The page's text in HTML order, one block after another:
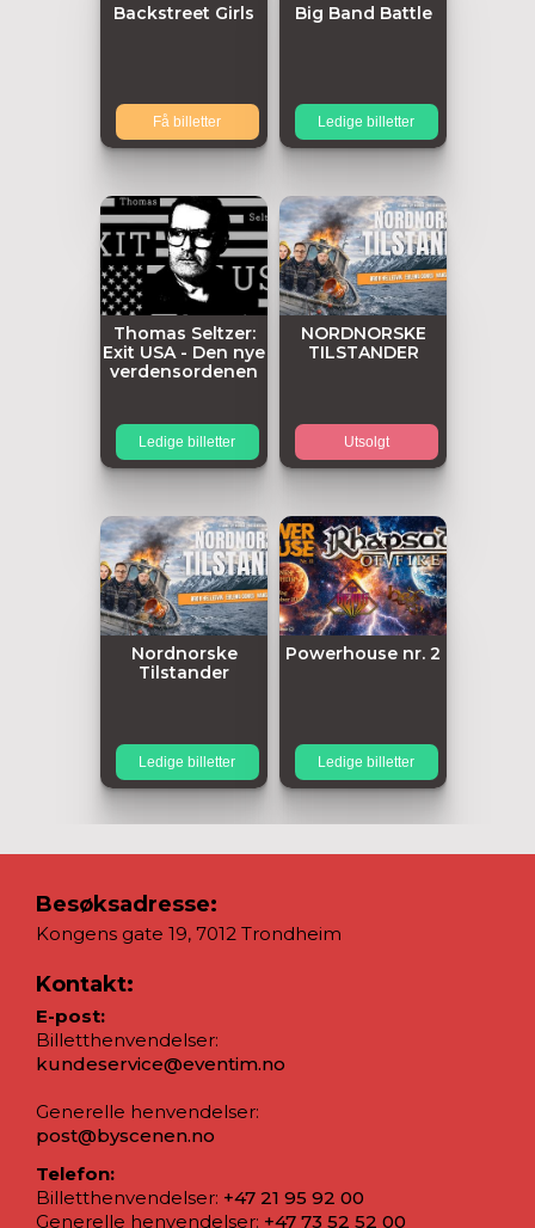
Backstreet Girls
Få billetter
Big Band Battle
Ledige billetter
Thomas Seltzer:
Exit USA - Den nye
verdensordenen
Ledige billetter
NORDNORSKE
TILSTANDER
Utsolgt
Nordnorske
Tilstander
Ledige billetter
Powerhouse nr. 2
Ledige billetter
Besøksadresse:
Kongens gate 19, 7012 Trondheim
Kontakt:
E-post:
Billetthenvendelser:
kundeservice@eventim.no
Generelle henvendelser:
post@byscenen.no
Telefon:
Billetthenvendelser: +47 21 95 92 00
Generelle henvendelser: +47 73 52 52 00